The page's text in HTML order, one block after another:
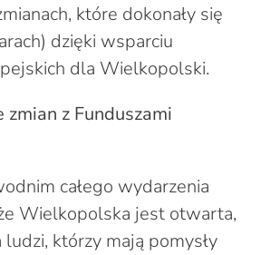
które dokonały się
dzięki wsparciu
dla Wielkopolski.
zmian z Funduszami
całego wydarzenia
Wielkopolska jest otwarta,
ludzi, którzy mają pomysły